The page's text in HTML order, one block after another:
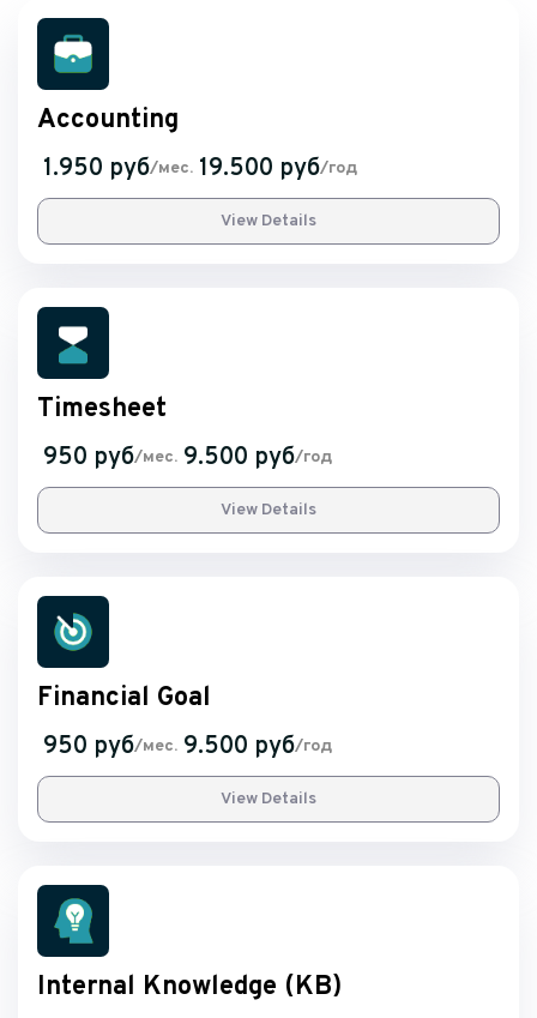
Accounting
1.950 руб/мес. 19.500 руб/год
View Details
Timesheet
950 руб/мес. 9.500 руб/год
View Details
Financial Goal
950 руб/мес. 9.500 руб/год
View Details
Internal Knowledge (KB)